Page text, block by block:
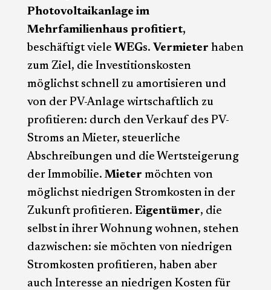
Photovoltaikanlage im
Mehrfamilienhaus profitiert,
beschäftigt viele WEGs. Vermieter haben
zum Ziel, die Investitionskosten
möglichst schnell zu amortisieren und
von der PV-Anlage wirtschaftlich zu
profitieren: durch den Verkauf des PV-
Stroms an Mieter, steuerliche
Abschreibungen und die Wertsteigerung
der Immobilie. Mieter möchten von
möglichst niedrigen Stromkosten in der
Zukunft profitieren. Eigentümer, die
selbst in ihrer Wohnung wohnen, stehen
dazwischen: sie möchten von niedrigen
Stromkosten profitieren, haben aber
auch Interesse an niedrigen Kosten für